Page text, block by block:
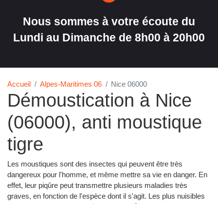
Nous sommes à votre écoute du
Lundi au Dimanche de 8h00 à 20h00
Accueil Alpes-Maritimes 06 Nice 06000
Démoustication à Nice
(06000), anti moustique
tigre
Les moustiques sont des insectes qui peuvent être très
dangereux pour l'homme, et même mettre sa vie en danger. En
effet, leur piqûre peut transmettre plusieurs maladies très
graves, en fonction de l'espèce dont il s'agit. Les plus nuisibles